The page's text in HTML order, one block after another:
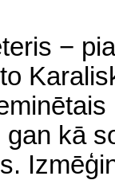
−
kā